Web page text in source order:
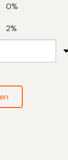
0%
2%